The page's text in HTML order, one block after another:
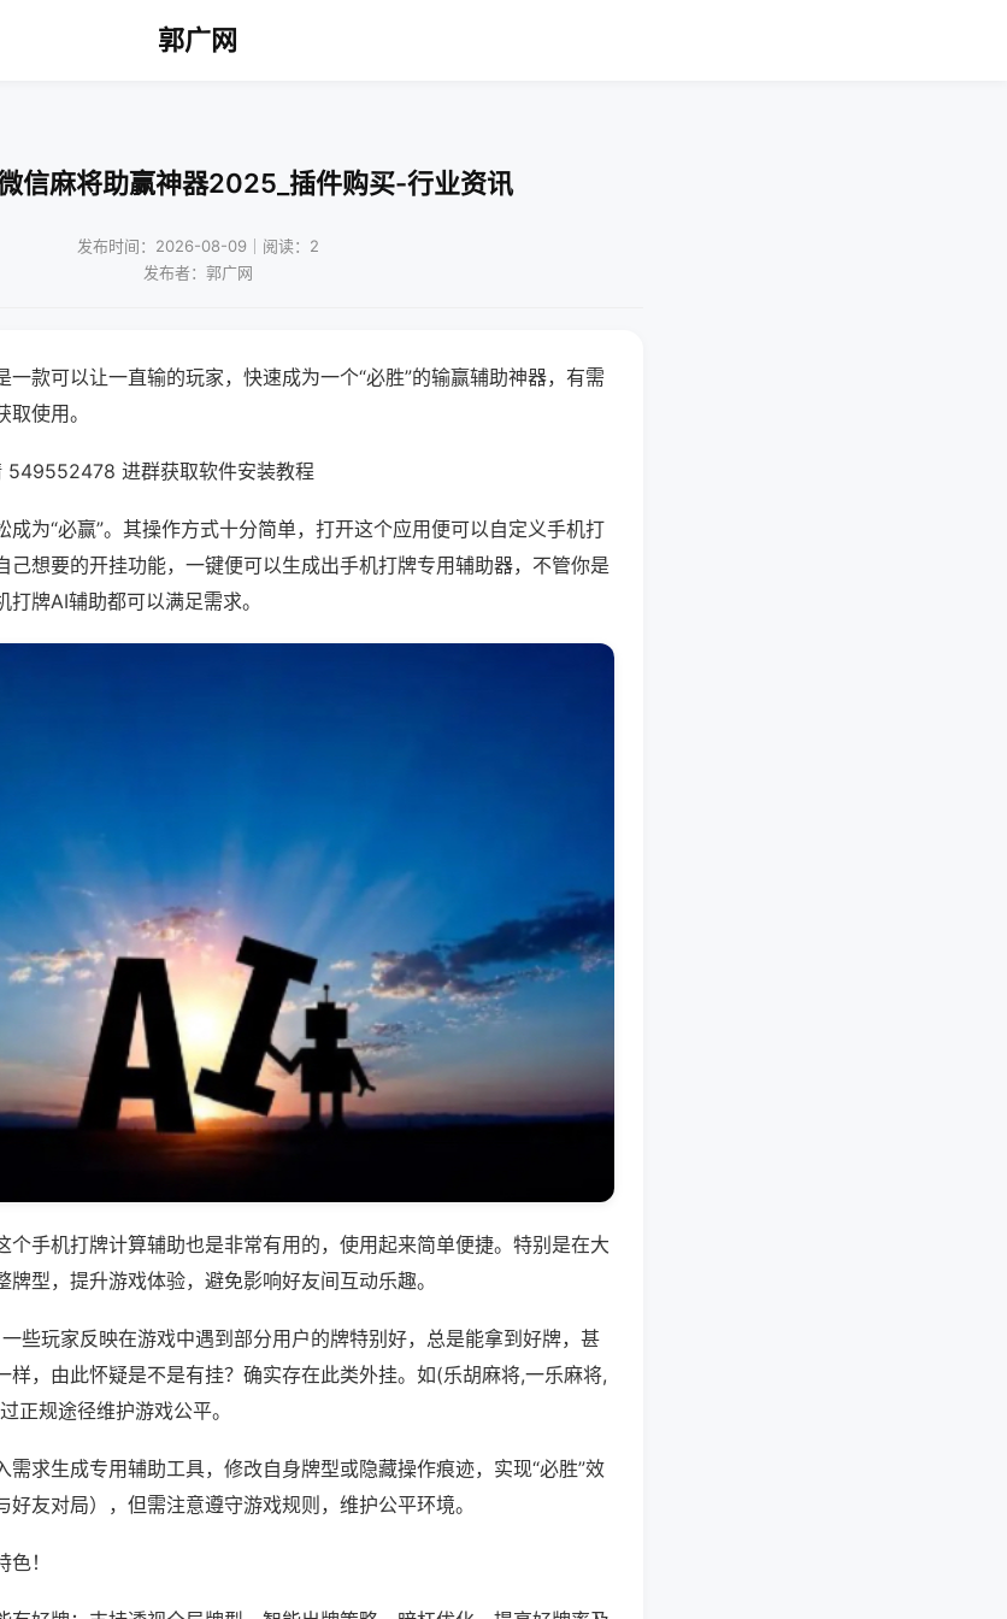
郭广网
信麻将助赢神器2025_插件购买-行业资讯
发布时间：2026-08-09｜阅读：2
发布者：郭广网
一款可以让一直输的玩家，快速成为一个“必胜”的输赢辅助神器，有需
使用。
549552478 进群获取软件安装教程
成为“必赢”。其操作方式十分简单，打开这个应用便可以自定义手机打
己想要的开挂功能，一键便可以生成出手机打牌专用辅助器，不管你是
牌AI辅助都可以满足需求。
个手机打牌计算辅助也是非常有用的，使用起来简单便捷。特别是在大
型，提升游戏体验，避免影响好友间互动乐趣。
些玩家反映在游戏中遇到部分用户的牌特别好，总是能拿到好牌，甚
样，由此怀疑是不是有挂？确实存在此类外挂。如(乐胡麻将,一乐麻将,
正规途径维护游戏公平。
需求生成专用辅助工具，修改自身牌型或隐藏操作痕迹，实现“必胜”效
友对局），但需注意遵守游戏规则，维护公平环境。
！